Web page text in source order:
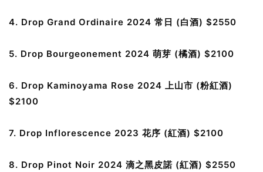
4. Drop Grand Ordinaire 2024 常日 (白酒) $2550
5. Drop Bourgeonement 2024 萌芽 (橘酒) $2100
6. Drop Kaminoyama Rose 2024 上山市 (粉紅酒)
$2100
7. Drop Inflorescence 2023 花序 (紅酒) $2100
8. Drop Pinot Noir 2024 滴之黑皮諾 (紅酒) $2550